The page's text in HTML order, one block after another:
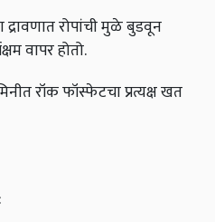
रोपांची मुळे बुडवून
वापर होतो.
रॉक फॉस्फेटचा प्रत्यक्ष खत